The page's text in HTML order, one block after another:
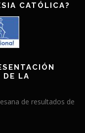
CATÓLICA?
DE LA
de resultados de